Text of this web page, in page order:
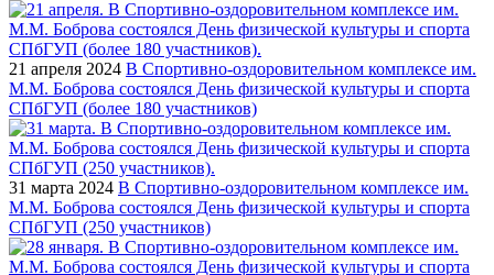
21 апреля 2024 В Спортивно-оздоровительном комплексе им.
М.М. Боброва состоялся День физической культуры и спорта
СПбГУП (более 180 участников)
31 марта 2024 В Спортивно-оздоровительном комплексе им.
М.М. Боброва состоялся День физической культуры и спорта
СПбГУП (250 участников)